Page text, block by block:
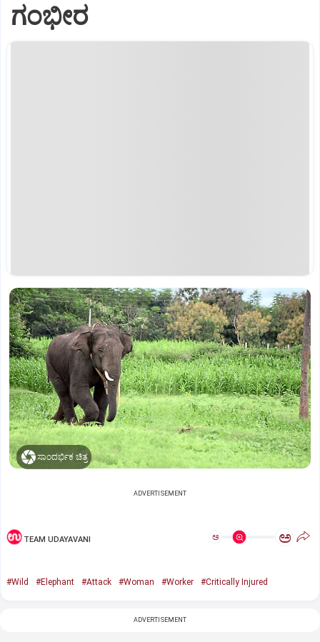
ಗಂಭೀರ
ಸಾಂದರ್ಭಿಕ ಚಿತ್ರ
ADVERTISEMENT
TEAM UDAYAVANI ಅ ಅ
#Wild #Elephant #Attack #Woman #Worker #Critically Injured
ADVERTISEMENT